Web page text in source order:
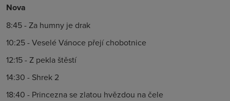
Nova
8:45 - Za humny je drak
10:25 - Veselé Vánoce přejí chobotnice
12:15 - Z pekla štěstí
14:30 - Shrek 2
18:40 - Princezna se zlatou hvězdou na čele